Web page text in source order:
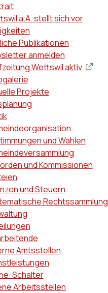
a.A. stellt sich vor
Publikationen
anmelden
Wettswil aktiv
Projekte
und Wahlen
und Kommissionen
und Steuern
Rechtssammlung
Amtsstellen
Schalter
Arbeitsstellen